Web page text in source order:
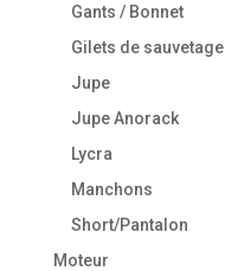
Gants / Bonnet
Gilets de sauvetage
Jupe
Jupe Anorack
Lycra
Manchons
Short/Pantalon
Moteur